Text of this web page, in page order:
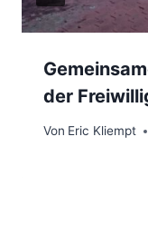
der
Von Eric Kliempt